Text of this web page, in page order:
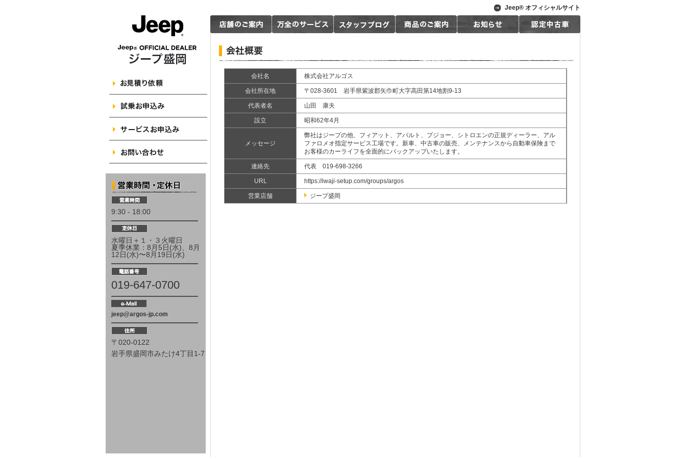
9:30 - 18:00
水曜日＋１・３火曜日
夏季休業：8月5日(水)、8月
12日(水)〜8月19日(水)
019-647-0700
jeep@argos-jp.com
〒020-0122
岩手県盛岡市みたけ4丁目1-7
Jeep® オフィシャルサイト
会社名 株式会社アルゴス
会社所在地 〒028-3601 岩手県紫波郡矢巾町大字高田第14地割9-13
代表者名 山田 康夫
設立 昭和62年4月
メッセージ
弊社はジープの他、フィアット、アバルト、プジョー、シトロエンの正規ディーラー、アル
ファロメオ指定サービス工場です。新車、中古車の販売、メンテナンスから自動車保険まで
お客様のカーライフを全面的にバックアップいたします。
連絡先 代表 019-698-3266
URL https://iwaji-setup.com/groups/argos
営業店舗 ジープ盛岡